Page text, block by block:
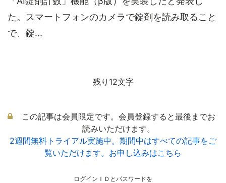
た。スマートフォンのカメラで錠剤を読み取ること
で、錠...
残り12文字
この記事は会員限定です。会員登録すると最後までお
読みいただけます。
2週間無料トライアル実施中。期間中はすべての記事をご
覧いただけます。お申し込みはこちら
ログインＩＤとパスワードを